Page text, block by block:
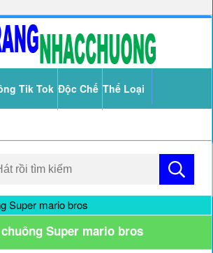
Tik Tok Độc Chế Thể Loại
Super mario bros
Super mario bros